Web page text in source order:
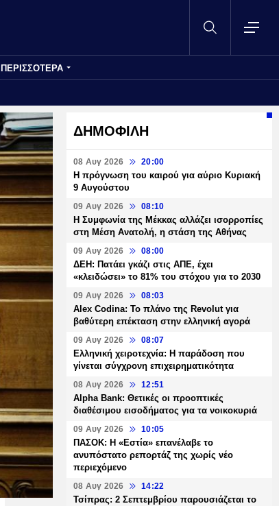
ΠΕΡΙΣΣΟΤΕΡΑ
ΔΗΜΟΦΙΛΗ
08 Αυγ 2026 20:00
Η πρόγνωση του καιρού για αύριο Κυριακή
9 Αυγούστου
09 Αυγ 2026 08:10
Η Συμφωνία της Μέκκας αλλάζει ισορροπίες
στη Μέση Ανατολή, η στάση της Αθήνας
09 Αυγ 2026 08:00
ΔΕΗ: Πατάει γκάζι στις ΑΠΕ, έχει
«κλειδώσει» το 81% του στόχου για το 2030
09 Αυγ 2026 08:03
Alex Codina: Το πλάνο της Revolut για
βαθύτερη επέκταση στην ελληνική αγορά
09 Αυγ 2026 08:07
Ελληνική χειροτεχνία: Η παράδοση που
γίνεται σύγχρονη επιχειρηματικότητα
08 Αυγ 2026 12:51
Alpha Bank: Θετικές οι προοπτικές
διαθέσιμου εισοδήματος για τα νοικοκυριά
09 Αυγ 2026 10:05
ΠΑΣΟΚ: Η «Εστία» επανέλαβε το
ανυπόστατο ρεπορτάζ της χωρίς νέο
περιεχόμενο
08 Αυγ 2026 14:22
Τσίπρας: 2 Σεπτεμβρίου παρουσιάζεται το